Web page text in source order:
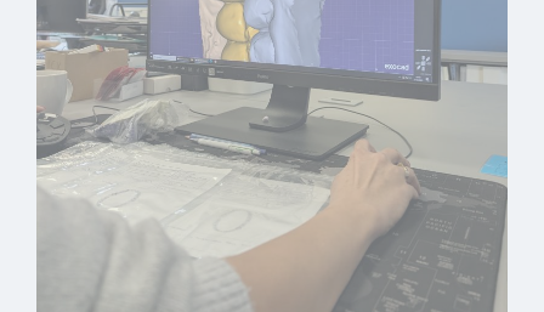
Materiały
Cennik
Blog
Kontakt